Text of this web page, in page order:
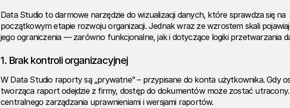
Data Studio to darmowe narzędzie do wizualizacji danych, które sprawdza się na
początkowym etapie rozwoju organizacji. Jednak wraz ze wzrostem skali
jego ograniczenia — zarówno funkcjonalne, jak i dotyczące logiki przetwarzania
1. Brak kontroli organizacyjnej
W Data Studio raporty są „prywatne” – przypisane do konta użytkownika. Gdy
tworząca raport odejdzie z firmy, dostęp do dokumentów może zostać
centralnego zarządzania uprawnieniami i wersjami raportów.